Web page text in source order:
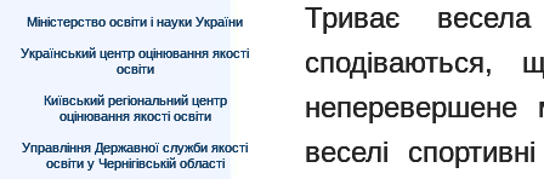
Міністерство освіти і науки України
Український центр оцінювання якості
освіти
Київський регіональний центр
оцінювання якості освіти
Управління Державної служби якості
освіти у Чернігівській області
Триває весела
сподіваються,
неперевершене
веселі